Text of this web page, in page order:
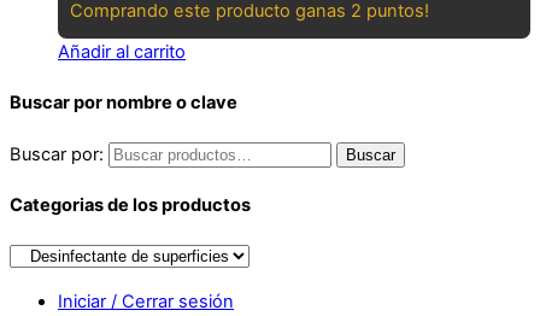
Comprando este producto ganas 2 puntos!
Añadir al carrito
Buscar por nombre o clave
Buscar por: Buscar
Categorias de los productos
Iniciar / Cerrar sesión